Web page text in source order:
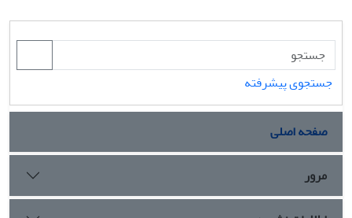
جستجوی پیشرفته
صفحه اصلی
مرور